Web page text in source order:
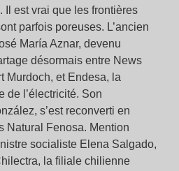
Il est vrai que les frontières
parfois poreuses. L’ancien
María Aznar, devenu
désormais entre News
Murdoch, et Endesa, la
de l’électricité. Son
s’est reconverti en
Natural Fenosa. Mention
socialiste Elena Salgado,
la filiale chilienne